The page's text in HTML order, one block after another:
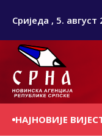
Сриједа , 5. август
НАЈНОВИЈЕТЕЛ